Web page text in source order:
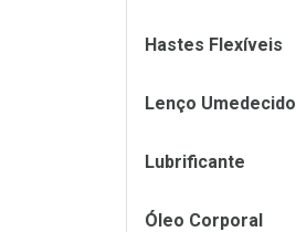
Hastes Flexíveis
Lenço Umedecido
Lubrificante
Óleo Corporal